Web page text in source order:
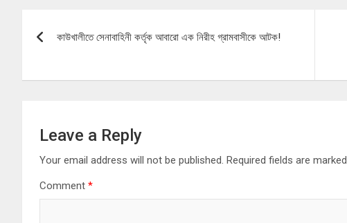
navigation
কাউখালীতে সেনাবাহিনী কর্তৃক আবারো এক নিরীহ গ্রামবাসীকে আটক!
Leave a Reply
Your email address will not be published. Required fields are marked
Comment *